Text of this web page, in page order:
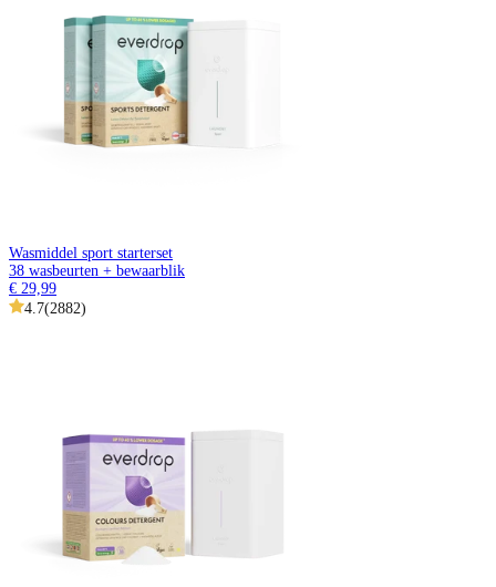
Wasmiddel sport starterset
38 wasbeurten + bewaarblik
€ 29,99
4.7(2882)